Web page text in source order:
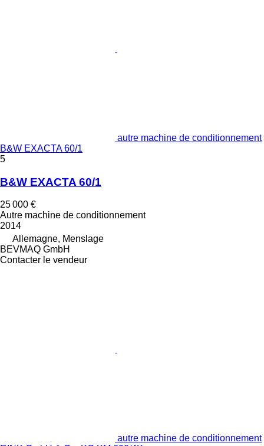
autre machine de conditionnement
B&W EXACTA 60/1
5
B&W EXACTA 60/1
25 000 €
Autre machine de conditionnement
2014
Allemagne, Menslage
BEVMAQ GmbH
Contacter le vendeur
autre machine de conditionnement